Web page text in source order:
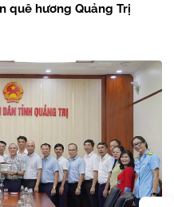
quê hương Quảng Trị